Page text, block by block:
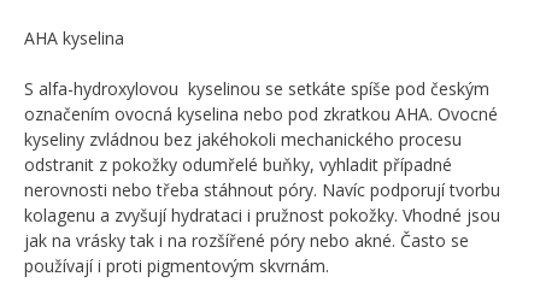
AHA kyselina
S alfa-hydroxylovou kyselinou se setkáte spíše pod českým
označením ovocná kyselina nebo pod zkratkou AHA. Ovocné
kyseliny zvládnou bez jakéhokoli mechanického procesu
odstranit z pokožky odumřelé buňky, vyhladit případné
nerovnosti nebo třeba stáhnout póry. Navíc podporují tvorbu
kolagenu a zvyšují hydrataci i pružnost pokožky. Vhodné jsou
jak na vrásky tak i na rozšířené póry nebo akné. Často se
používají i proti pigmentovým skvrnám.